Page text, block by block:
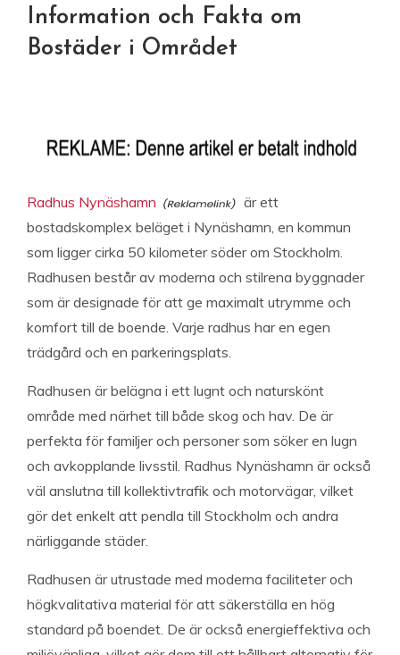
Information och Fakta om
Bostäder i Området
Radhus Nynäshamn
är ett
bostadskomplex beläget i Nynäshamn, en kommun
som ligger cirka 50 kilometer söder om Stockholm.
Radhusen består av moderna och stilrena byggnader
som är designade för att ge maximalt utrymme och
komfort till de boende. Varje radhus har en egen
trädgård och en parkeringsplats.
Radhusen är belägna i ett lugnt och naturskönt
område med närhet till både skog och hav. De är
perfekta för familjer och personer som söker en lugn
och avkopplande livsstil. Radhus Nynäshamn är också
väl anslutna till kollektivtrafik och motorvägar, vilket
gör det enkelt att pendla till Stockholm och andra
närliggande städer.
Radhusen är utrustade med moderna faciliteter och
högkvalitativa material för att säkerställa en hög
standard på boendet. De är också energieffektiva och